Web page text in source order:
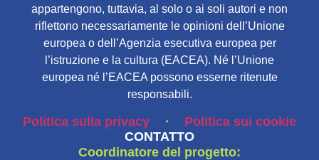
CONTATTO
Coordinatore del progetto:
appartengono, tuttavia, al solo o ai soli autori e non
riflettono necessariamente le opinioni dell’Unione
europea o dell’Agenzia esecutiva europea per
l’istruzione e la cultura (EACEA). Né l’Unione
europea né l’EACEA possono esserne ritenute
responsabili.
Politica sulla privacy · Politica sui cookie